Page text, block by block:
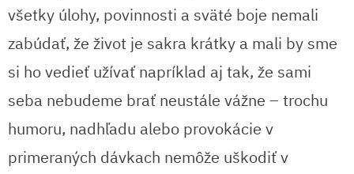
všetky úlohy, povinnosti a sväté boje nemali
zabúdať, že život je sakra krátky a mali by sme
si ho vedieť užívať napríklad aj tak, že sami
seba nebudeme brať neustále vážne – trochu
humoru, nadhľadu alebo provokácie v
primeraných dávkach nemôže uškodiť v